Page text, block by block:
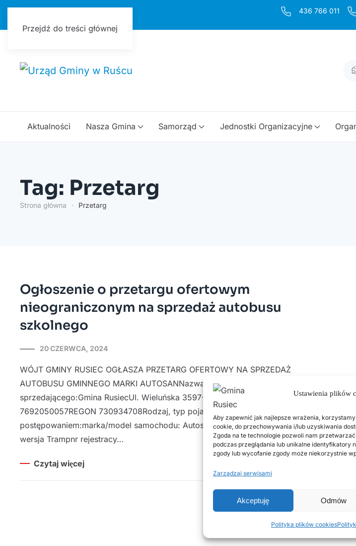
Ustawienia plików
Aby zapewnić jak najlepsze wrażenia,
cookie, do przechowywania i/lub uzyskiwania
Zgoda na te technologie pozwoli nam
podczas przeglądania lub unikalne identyfikatory
zgody lub wycofanie zgody może niekorzystnie
Zarządzaj serwisami
Akceptuję Odmów
Polityka plików cookies
Przejdź do treści głównej
436 766 011
Aktualności Nasza Gmina Samorząd Jednostki Organizacyjne
Tag: Przetarg
Strona główna Przetarg
Ogłoszenie o przetargu ofertowym
nieograniczonym na sprzedaż autobusu
szkolnego
20 CZERWCA, 2024
WÓJT GMINY RUSIEC OGŁASZA PRZETARG OFERTOWY NA SPRZEDAŻ
AUTOBUSU GMINNEGO MARKI AUTOSANNazwa i siedziba
sprzedającego:Gmina RusiecUl. Wieluńska 3597-438 RusiecNIP
7692050057REGON 730934708Rodzaj, typ pojazdu objętego
postępowaniem:marka/model samochodu: Autosan, model A0909L 12,5 t,
wersja Trampnr rejestracy…
Czytaj więcej